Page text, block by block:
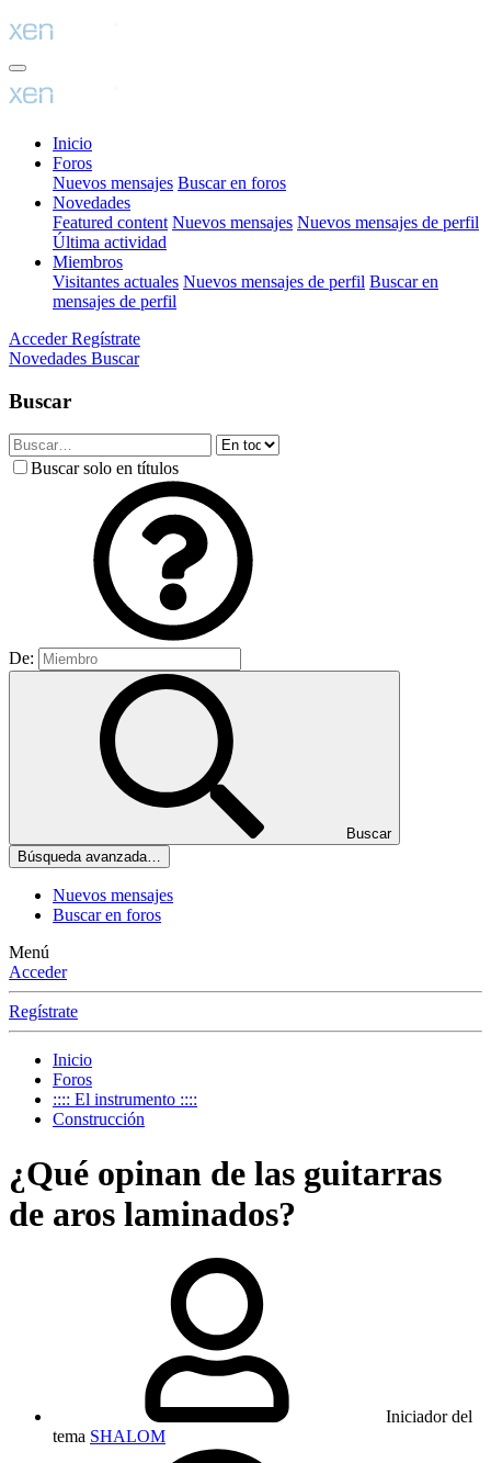
Inicio
Foros
Nuevos mensajes Buscar en foros
Novedades
Featured content Nuevos mensajes Nuevos mensajes de perfil
Última actividad
Miembros
Visitantes actuales Nuevos mensajes de perfil Buscar en
mensajes de perfil
Acceder Regístrate
Novedades Buscar
Buscar
Buscar solo en títulos
De:
Buscar
Búsqueda avanzada…
Nuevos mensajes
Buscar en foros
Menú
Acceder
Regístrate
Inicio
Foros
:::: El instrumento ::::
Construcción
¿Qué opinan de las guitarras
de aros laminados?
Iniciador del
tema SHALOM